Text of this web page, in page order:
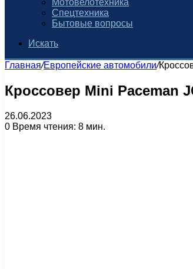
Мотовелотехника
Спецтехника
Бытовые вопросы
Искать
Главная/Европейские автомобили/
Кроссовер Mini Paceman
26.06.2023
0 Время чтения: 8 мин.